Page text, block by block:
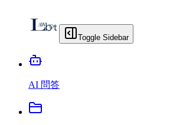
Toggle Sidebar
AI 問答